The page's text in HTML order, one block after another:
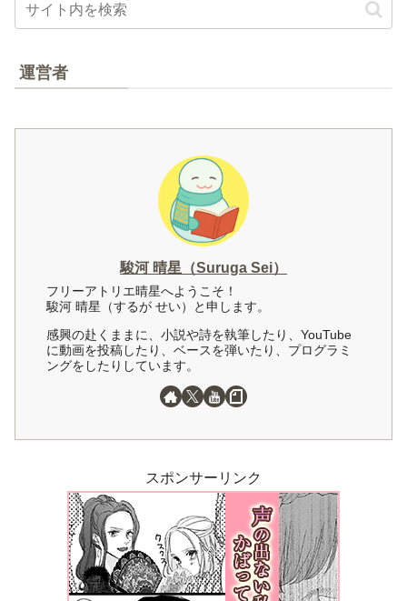
運営者
駿河 晴星（Suruga Sei）
フリーアトリエ晴星へようこそ！
駿河 晴星（するが せい）と申します。
感興の赴くままに、小説や詩を執筆したり、YouTube
に動画を投稿したり、ベースを弾いたり、プログラミ
ングをしたりしています。
スポンサーリンク